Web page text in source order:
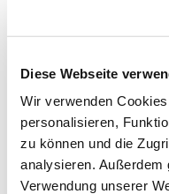
Diese Webseite
Wir verwenden
personalisieren,
zu können und die
analysieren. Außerdem
Verwendung unserer
Neues und